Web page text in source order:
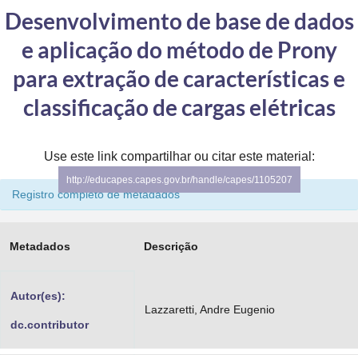
Controladoria-Geral da União
Ministério da Mulher, da Família e dos Direitos Humanos
Secretaria-Geral
Gabinete de Segurança Institucional
Advocacia-Geral da União
Desenvolvimento de base de dados
e aplicação do método de Prony
para extração de características e
classificação de cargas elétricas
Use este link compartilhar ou citar este material:
http://educapes.capes.gov.br/handle/capes/1105207
Registro completo de metadados
Metadados Descrição
Autor(es):
dc.contributor
Lazzaretti, Andre Eugenio